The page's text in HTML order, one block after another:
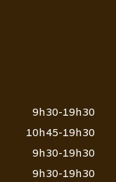
9h30-19h30
10h45-19h30
9h30-19h30
9h30-19h30